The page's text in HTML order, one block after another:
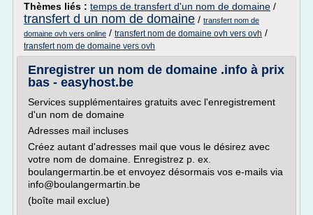
Thèmes liés : temps de transfert d'un nom de domaine /
transfert d un nom de domaine / transfert nom de
domaine ovh vers online / transfert nom de domaine ovh vers ovh /
transfert nom de domaine vers ovh
Enregistrer un nom de domaine .info à prix
bas - easyhost.be
Services supplémentaires gratuits avec l'enregistrement
d'un nom de domaine
Adresses mail incluses
Créez autant d'adresses mail que vous le désirez avec
votre nom de domaine. Enregistrez p. ex.
boulangermartin.be et envoyez désormais vos e-mails via
info@boulangermartin.be
(boîte mail exclue)